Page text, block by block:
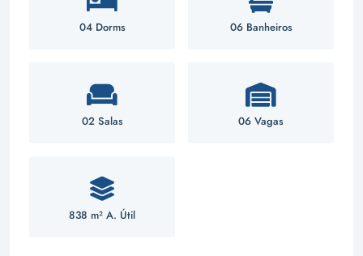
04 Dorms 06 Banheiros
02 Salas 06 Vagas
838 m² A. Útil